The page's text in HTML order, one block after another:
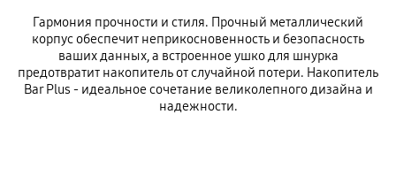
Гармония прочности и стиля. Прочный металлический
корпус обеспечит неприкосновенность и безопасность
ваших данных, а встроенное ушко для шнурка
предотвратит накопитель от случайной потери. Накопитель
Bar Plus - идеальное сочетание великолепного дизайна и
надежности.